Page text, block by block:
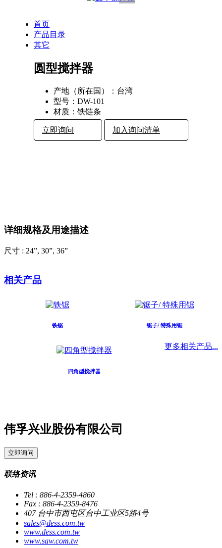
首页
产品目录
其它
圆型搅拌器
产地（所在国）： 台湾
型号： DW-101
材质： 铁链条
立即询问 加入询问清单
详细规格及用途描述
尺寸 : 24”, 30”, 36”
相关产品
铁锯 锯子/ 特殊用锯
四角型搅拌器
更多相关产品...
伟孚兴业股份有限公司
立即询问
联络资讯
Tel : 886-4-2359-4860
Fax : 886-4-2359-8476
407 台中市西屯区台中工业区5路4号
sales@dess.com.tw
www.dess.com.tw
www.saw.com.tw